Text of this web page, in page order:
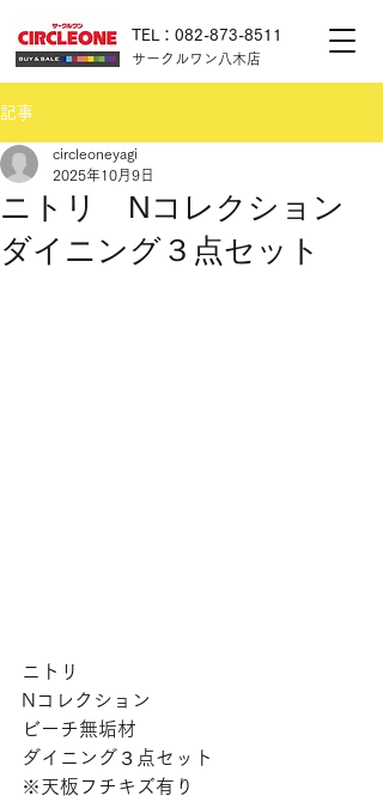
サークルワン八木店
TEL：082-873-8511
記事
ニトリ Nコレクション
ダイニング３点セット
circleoneyagi
2025年10月9日
ニトリ
Nコレクション
ビーチ無垢材
ダイニング３点セット
※天板フチキズ有り